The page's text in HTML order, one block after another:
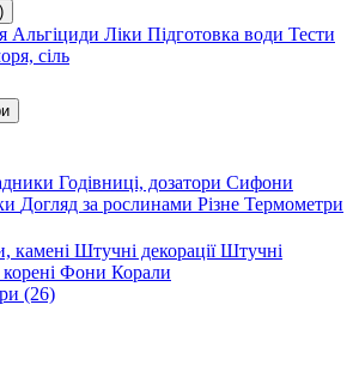
Альгіциди Ліки Підготовка води Тести
сіль
Годівниці, дозатори Сифони
Догляд за рослинами Різне Термометри
камені Штучні декораціїШтучні
Фони Корали
(26)